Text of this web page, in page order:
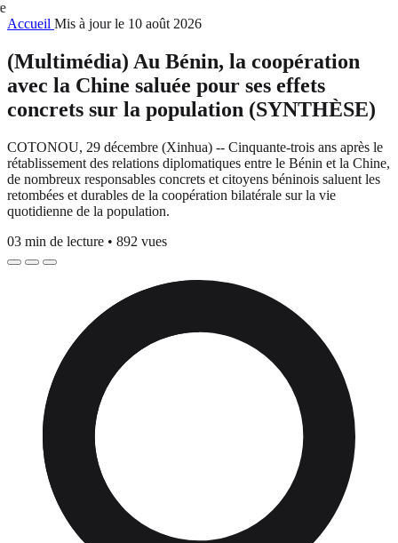
Accueil Mis à jour le 10 août 2026
(Multimédia) Au Bénin, la coopération
avec la Chine saluée pour ses effets
concrets sur la population (SYNTHÈSE)
COTONOU, 29 décembre (Xinhua) -- Cinquante-trois ans après le
rétablissement des relations diplomatiques entre le Bénin et la Chine,
de nombreux responsables concrets et citoyens béninois saluent les
retombées et durables de la coopération bilatérale sur la vie
quotidienne de la population.
03 min de lecture • 892 vues